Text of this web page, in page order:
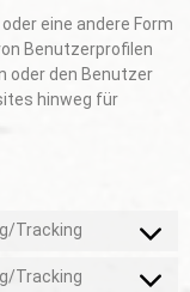
eine andere Form
Benutzerprofilen
oder den Benutzer
hinweg für
Tracking
Tracking